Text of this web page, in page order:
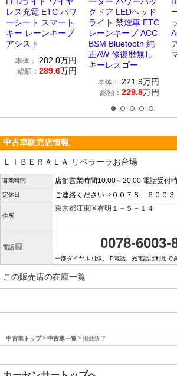
レス充電 ETC パワ
ーシート スマート
キー レーンキープ
アシスト
本体： 282.0万円
総額： 289.6万円
クドア LEDヘッド
ライト 禁煙車 ETC
レーンキープ ACC
BSM Bluetooth 純
正AW 修復歴無し
キーレスゴー
本体： 221.9万円
総額： 229.8万円
中古車販売店情報
ＬＩＢＥＲＡＬＡ リベラーラお台場
営業時間 店舗営業時間10:00～20:00 電話受付
定休日 ご連絡ください⇒００７８－６００３
住所
東京都江東区有明１－５－１４
電話 0078-6003-
一部ダイヤル回線、IP電話、光電話は利用で
この販売店の在庫一覧
中古車トップ 中古車一覧 掲載終了